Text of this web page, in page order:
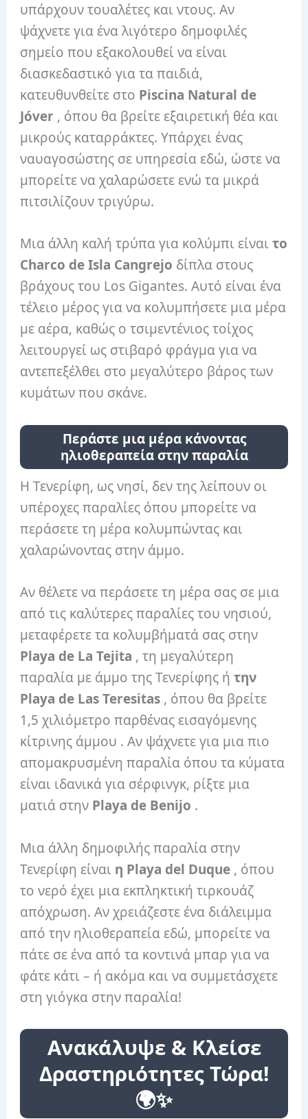
υπάρχουν τουαλέτες και ντους. Αν
ψάχνετε για ένα λιγότερο δημοφιλές
σημείο που εξακολουθεί να είναι
διασκεδαστικό για τα παιδιά,
κατευθυνθείτε στο Piscina Natural de
Jóver , όπου θα βρείτε εξαιρετική θέα και
μικρούς καταρράκτες. Υπάρχει ένας
ναυαγοσώστης σε υπηρεσία εδώ, ώστε να
μπορείτε να χαλαρώσετε ενώ τα μικρά
πιτσιλίζουν τριγύρω.
Μια άλλη καλή τρύπα για κολύμπι είναιτο
Charco de Isla Cangrejo δίπλα στους
βράχους του Los Gigantes. Αυτό είναι ένα
τέλειο μέρος για να κολυμπήσετε μια μέρα
με αέρα, καθώς ο τσιμεντένιος τοίχος
λειτουργεί ως στιβαρό φράγμα για να
αντεπεξέλθει στο μεγαλύτερο βάρος των
κυμάτων που σκάνε.
Περάστε μια μέρα κάνοντας
ηλιοθεραπεία στην παραλία
Η Τενερίφη, ως νησί, δεν της λείπουν οι
υπέροχες παραλίες όπου μπορείτε να
περάσετε τη μέρα κολυμπώντας και
χαλαρώνοντας στην άμμο.
Αν θέλετε να περάσετε τη μέρα σας σε μια
από τις καλύτερες παραλίες του νησιού,
μεταφέρετε τα κολυμβήματά σας στην
Playa de La Tejita , τη μεγαλύτερη
παραλία με άμμο της Τενερίφης ήτην
Playa de Las Teresitas , όπου θα βρείτε
1,5 χιλιόμετρο παρθένας εισαγόμενης
κίτρινης άμμου . Αν ψάχνετε για μια πιο
απομακρυσμένη παραλία όπου τα κύματα
είναι ιδανικά για σέρφινγκ, ρίξτε μια
ματιά στην Playa de Benijo .
Μια άλλη δημοφιλής παραλία στην
Τενερίφη είναι η Playa del Duque , όπου
το νερό έχει μια εκπληκτική τιρκουάζ
απόχρωση. Αν χρειάζεστε ένα διάλειμμα
από την ηλιοθεραπεία εδώ, μπορείτε να
πάτε σε ένα από τα κοντινά μπαρ για να
φάτε κάτι – ή ακόμα και να συμμετάσχετε
στη γιόγκα στην παραλία!
Ανακάλυψε & Κλείσε
Δραστηριότητες Τώρα!
🌍✨